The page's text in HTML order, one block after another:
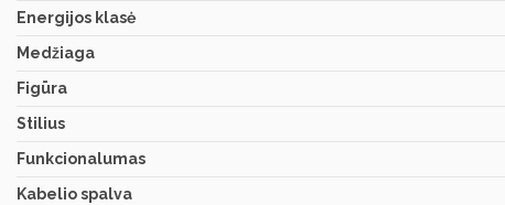
Energijos klasė
Medžiaga
Figūra
Stilius
Funkcionalumas
Kabelio spalva